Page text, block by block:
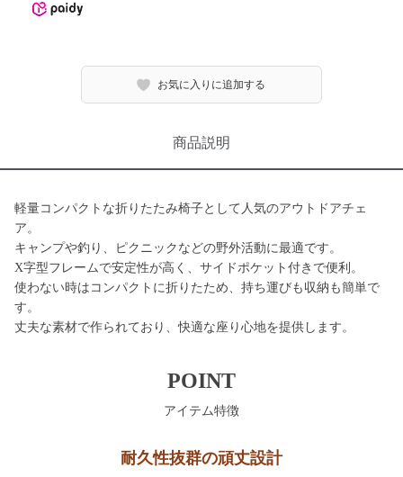
お気に入りに追加する
商品説明
軽量コンパクトな折りたたみ椅子として人気のアウトドアチェ
ア。
キャンプや釣り、ピクニックなどの野外活動に最適です。
X字型フレームで安定性が高く、サイドポケット付きで便利。
使わない時はコンパクトに折りたため、持ち運びも収納も簡単で
す。
丈夫な素材で作られており、快適な座り心地を提供します。
POINT
アイテム特徴
耐久性抜群の頑丈設計